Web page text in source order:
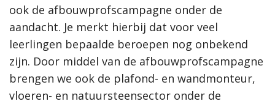
ook de afbouwprofscampagne onder de
aandacht. Je merkt hierbij dat voor veel
leerlingen bepaalde beroepen nog onbekend
zijn. Door middel van de afbouwprofscampagne
brengen we ook de plafond- en wandmonteur,
vloeren- en natuursteensector onder de